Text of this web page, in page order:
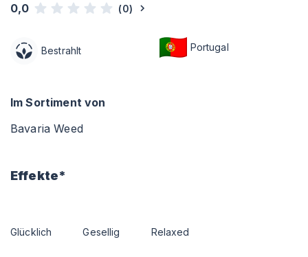
0,0 (0)
Bestrahlt Portugal
Im Sortiment von
Bavaria Weed
Effekte*
Glücklich Gesellig Relaxed